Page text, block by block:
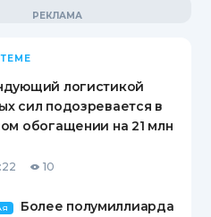
логистикой
сил подозревается в
обогащении на 21 млн
10
Более полумиллиарда